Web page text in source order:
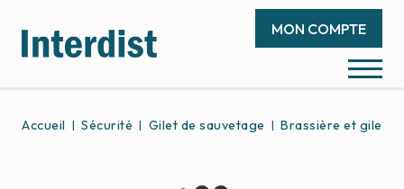
MON COMPTE
Accueil Sécurité Gilet de sauvetage Brassière et gilet